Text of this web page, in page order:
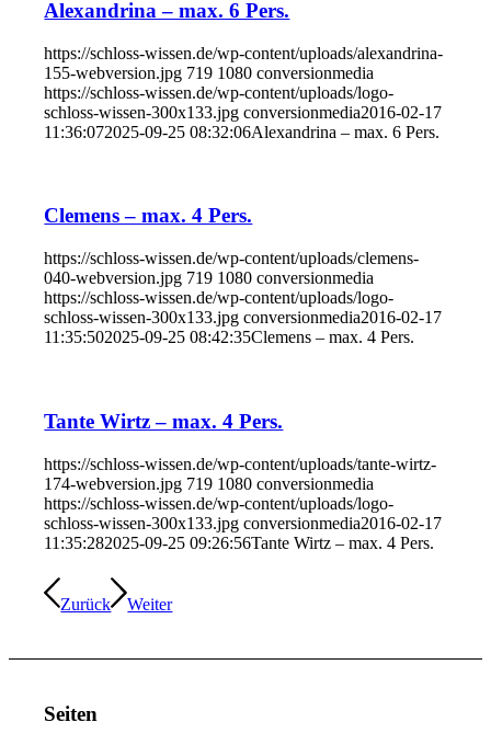
Alexandrina – max. 6 Pers.
https://schloss-wissen.de/wp-content/uploads/alexandrina-
155-webversion.jpg 719 1080 conversionmedia
https://schloss-wissen.de/wp-content/uploads/logo-
schloss-wissen-300x133.jpg conversionmedia2016-02-17
11:36:072025-09-25 08:32:06Alexandrina – max. 6 Pers.
Clemens – max. 4 Pers.
https://schloss-wissen.de/wp-content/uploads/clemens-
040-webversion.jpg 719 1080 conversionmedia
https://schloss-wissen.de/wp-content/uploads/logo-
schloss-wissen-300x133.jpg conversionmedia2016-02-17
11:35:502025-09-25 08:42:35Clemens – max. 4 Pers.
Tante Wirtz – max. 4 Pers.
https://schloss-wissen.de/wp-content/uploads/tante-wirtz-
174-webversion.jpg 719 1080 conversionmedia
https://schloss-wissen.de/wp-content/uploads/logo-
schloss-wissen-300x133.jpg conversionmedia2016-02-17
11:35:282025-09-25 09:26:56Tante Wirtz – max. 4 Pers.
Zurück Weiter
Seiten